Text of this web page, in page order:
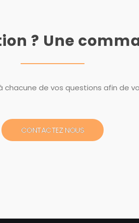
? Une
chacune de vos questions afin de
CONTACTEZ NOUS